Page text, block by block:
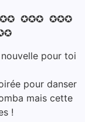
✪✪✪ ✪✪✪
nouvelle pour toi
pour danser
mais cette
!